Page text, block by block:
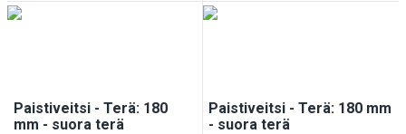
Paistiveitsi - Terä: 180
mm - suora terä
Paistiveitsi - Terä: 180 mm
- suora terä